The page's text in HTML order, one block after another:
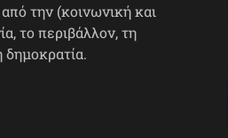
την (κοινωνική και
το περιβάλλον, τη
δημοκρατία.